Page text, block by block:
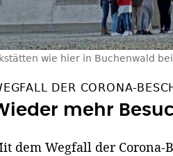
wie hier in Buchenwald
DER CORONA-
mehr
dem Wegfall der Corona-